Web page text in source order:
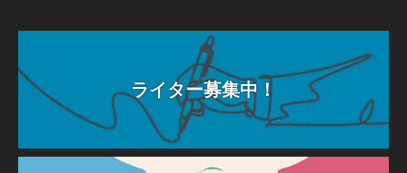
ライター募集中！